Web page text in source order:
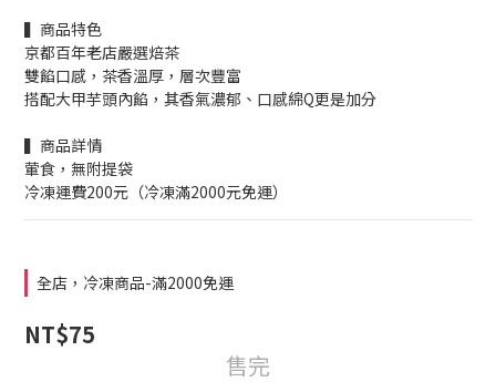
▍商品特色
京都百年老店嚴選焙茶
雙餡口感，茶香溫厚，層次豐富
搭配大甲芋頭內餡，其香氣濃郁、口感綿Q更是加分
▍商品詳情
葷食，無附提袋
冷凍運費200元（冷凍滿2000元免運）
全店，冷凍商品-滿2000免運
NT$75
售完